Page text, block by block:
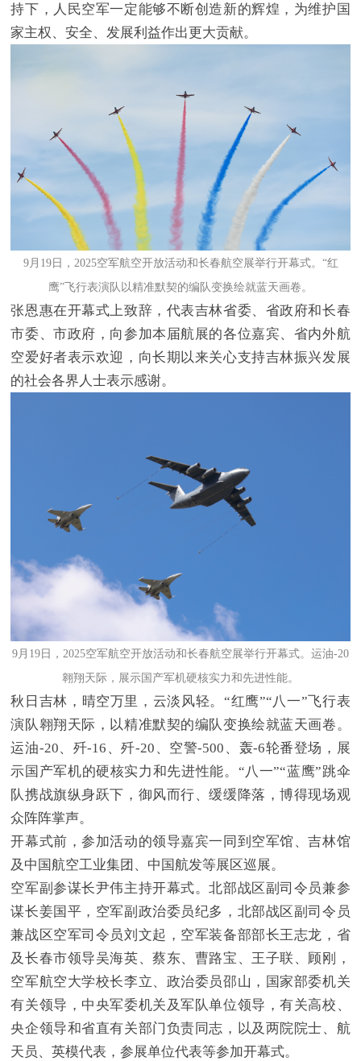
持下，人民空军一定能够不断创造新的辉煌，为维护国
家主权、安全、发展利益作出更大贡献。
9月19日，2025空军航空开放活动和长春航空展举行开幕式。“红
鹰”飞行表演队以精准默契的编队变换绘就蓝天画卷。
张恩惠在开幕式上致辞，代表吉林省委、省政府和长春
市委、市政府，向参加本届航展的各位嘉宾、省内外航
空爱好者表示欢迎，向长期以来关心支持吉林振兴发展
的社会各界人士表示感谢。
9月19日，2025空军航空开放活动和长春航空展举行开幕式。运油-20
翱翔天际，展示国产军机硬核实力和先进性能。
秋日吉林，晴空万里，云淡风轻。“红鹰”“八一”飞行表
演队翱翔天际，以精准默契的编队变换绘就蓝天画卷。
运油-20、歼-16、歼-20、空警-500、轰-6轮番登场，展
示国产军机的硬核实力和先进性能。“八一”“蓝鹰”跳伞
队携战旗纵身跃下，御风而行、缓缓降落，博得现场观
众阵阵掌声。
开幕式前，参加活动的领导嘉宾一同到空军馆、吉林馆
及中国航空工业集团、中国航发等展区巡展。
空军副参谋长尹伟主持开幕式。北部战区副司令员兼参
谋长姜国平，空军副政治委员纪多，北部战区副司令员
兼战区空军司令员刘文起，空军装备部部长王志龙，省
及长春市领导吴海英、蔡东、曹路宝、王子联、顾刚，
空军航空大学校长李立、政治委员邵山，国家部委机关
有关领导，中央军委机关及军队单位领导，有关高校、
央企领导和省直有关部门负责同志，以及两院院士、航
天员、英模代表，参展单位代表等参加开幕式。